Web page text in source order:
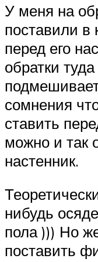
У меня на
поставили в
перед его
обратки
сомнения
ставить
можно и так
настенник.
нибудь
пола ))) Но
поставить